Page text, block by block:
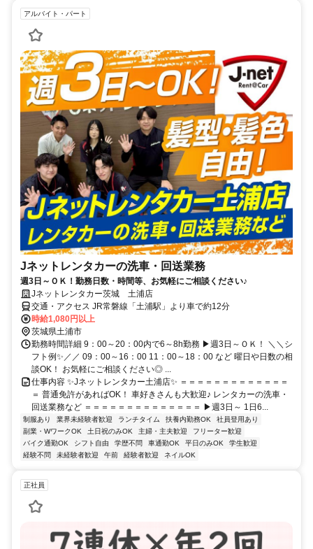
アルバイト・パート
Jネットレンタカーの洗車・回送業務
週3日～ＯＫ！勤務日数・時間等、お気軽にご相談ください♪
Jネットレンタカー茨城 土浦店
交通・アクセス JR常磐線「土浦駅」より車で約12分
時給1,080円以上
茨城県土浦市
勤務時間詳細 9：00～20：00内で6～8h勤務 ▶週3日～ＯＫ！ ＼＼シ
フト例✨／／ 09：00～16：00 11：00～18：00 など 曜日や日数の相
談OK！ お気軽にご相談ください◎ ...
仕事内容 ✨Jネットレンタカー土浦店✨ ＝＝＝＝＝＝＝＝＝＝＝＝＝
＝ 普通免許があればOK！ 車好きさんも大歓迎♪ レンタカーの洗車・
回送業務など ＝＝＝＝＝＝＝＝＝＝＝＝＝＝ ▶週3日～ 1日6...
制服あり 業界未経験者歓迎 ランチタイム 扶養内勤務OK
社員登用あり
副業・WワークOK
土日祝のみOK 主婦・主夫歓迎
フリーター歓迎
バイク通勤OK
シフト自由 学歴不問 車通勤OK 平日のみOK
学生歓迎
経験不問
未経験者歓迎 午前 経験者歓迎 ネイルOK
正社員